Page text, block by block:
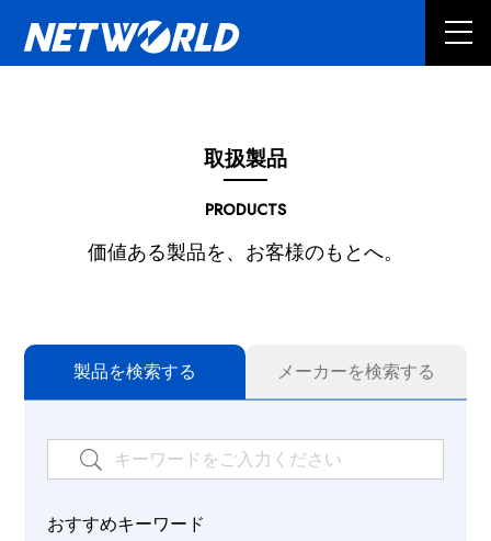
PRODUCTS
取扱製品
価値ある製品を、お客様のもとへ。
製品を検索する メーカーを検索する
おすすめキーワード